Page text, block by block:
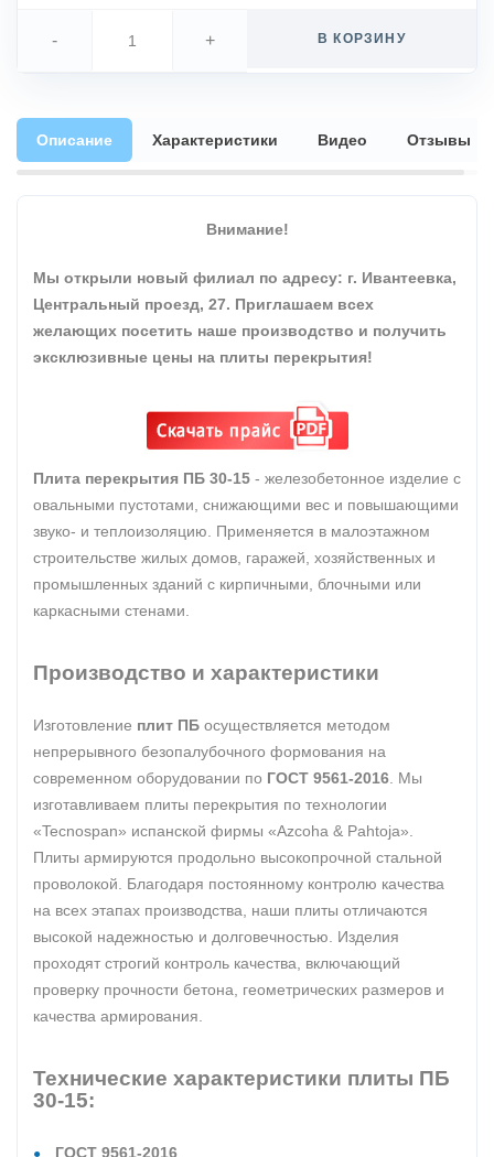
- + В КОРЗИНУ
Описание Характеристики Видео Отзывы
Внимание!
Мы открыли новый филиал по адресу: г. Ивантеевка,
Центральный проезд, 27. Приглашаем всех
желающих посетить наше производство и получить
эксклюзивные цены на плиты перекрытия!
Плита перекрытия ПБ 30-15 - железобетонное изделие с
овальными пустотами, снижающими вес и повышающими
звуко- и теплоизоляцию. Применяется в малоэтажном
строительстве жилых домов, гаражей, хозяйственных и
промышленных зданий с кирпичными, блочными или
каркасными стенами.
Производство и характеристики
Изготовление плит ПБ осуществляется методом
непрерывного безопалубочного формования на
современном оборудовании по ГОСТ 9561-2016 . Мы
изготавливаем плиты перекрытия по технологии
«Tecnospan» испанской фирмы «Azcoha & Pahtoja».
Плиты армируются продольно высокопрочной стальной
проволокой. Благодаря постоянному контролю качества
на всех этапах производства, наши плиты отличаются
высокой надежностью и долговечностью. Изделия
проходят строгий контроль качества, включающий
проверку прочности бетона, геометрических размеров и
качества армирования.
Технические характеристики плиты ПБ
30-15:
ГОСТ 9561-2016